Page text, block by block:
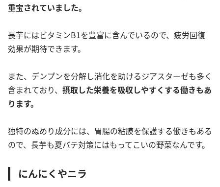
重宝されていました。
長芋にはビタミンB1を豊富に含んでいるので、疲労回復
効果が期待できます。
また、デンプンを分解し消化を助けるジアスターゼも多く
含まれており、 摂取した栄養を吸収しやすくする働きもあ
ります。
独特のぬめり成分には、胃腸の粘膜を保護する働きもある
ので、長芋も夏バテ対策にはもってこいの野菜なんです。
にんにくやニラ